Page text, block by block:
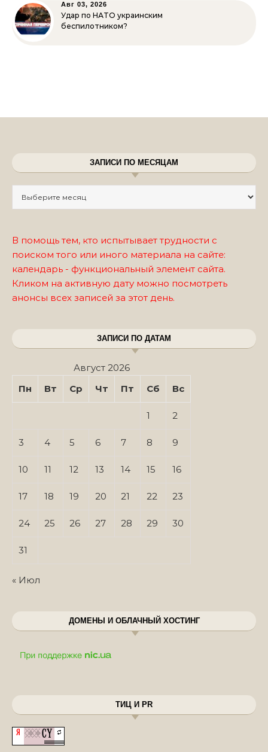
Авг 03, 2026
Удар по НАТО украинским
беспилотником?
ЗАПИСИ ПО МЕСЯЦАМ
В помощь тем, кто испытывает трудности с
поиском того или иного материала на сайте:
календарь - функциональный элемент сайта.
Кликом на активную дату можно посмотреть
анонсы всех записей за этот день.
ЗАПИСИ ПО ДАТАМ
Август 2026
Пн
Вт Ср Чт Пт Сб Вс
1 2
3 4 5 6 7 8 9
10 11 12 13 14 15 16
17 18 19 20 21 22 23
24 25 26 27 28 29 30
31
« Июл
ДОМЕНЫ И ОБЛАЧНЫЙ ХОСТИНГ
ТИЦ И PR